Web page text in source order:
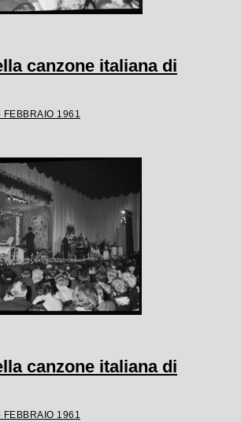
canzone italiana di
1961
canzone italiana di
1961